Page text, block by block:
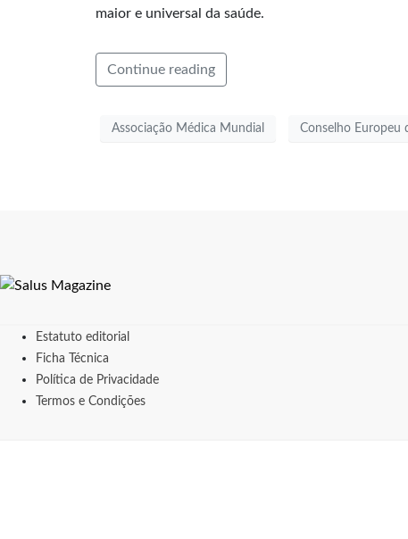
maior e universal da saúde.
Continue reading
Associação Médica Mundial Conselho Europeu
Estatuto editorial
Ficha Técnica
Política de Privacidade
Termos e Condições